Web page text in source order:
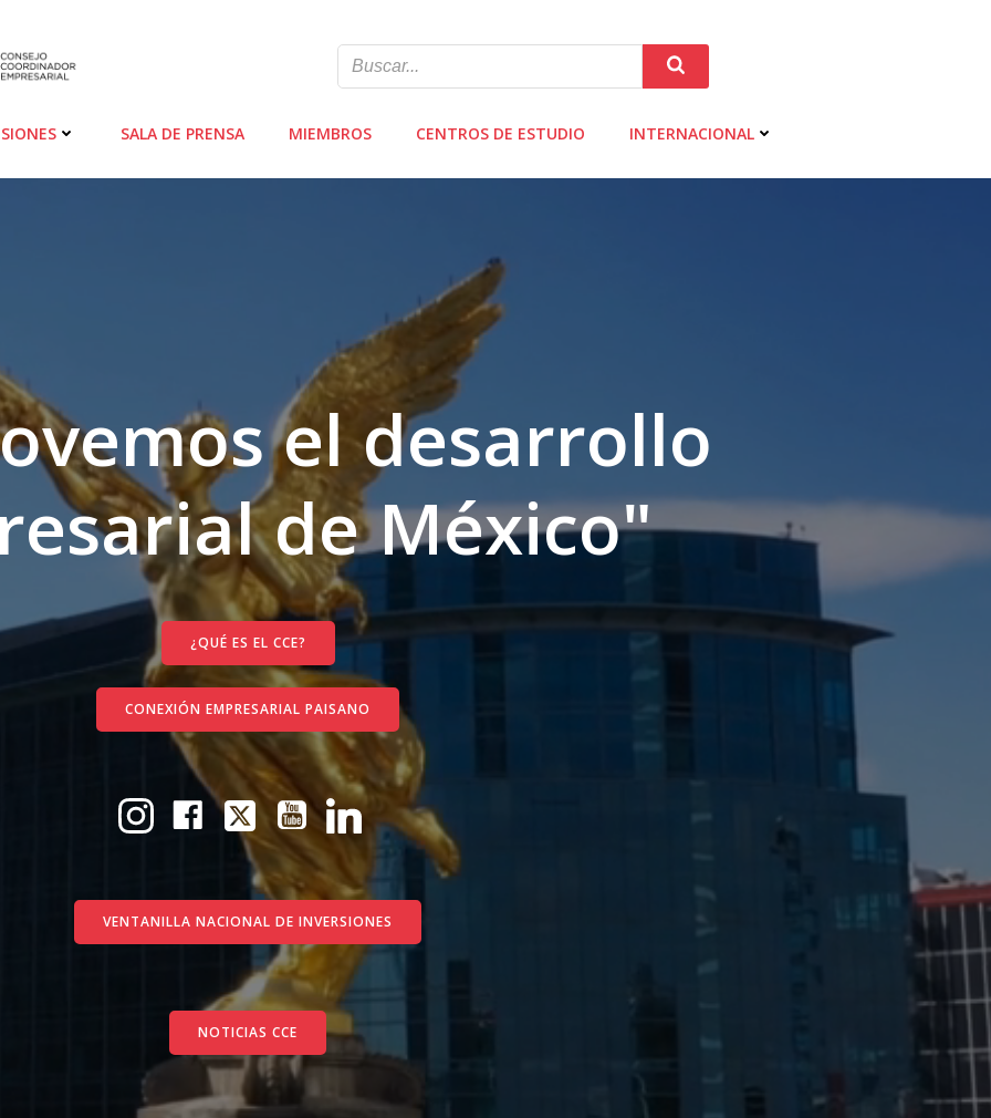
SALA DE PRENSA MIEMBROS CENTROS DE ESTUDIO INTERNACIONAL
el desarrollo
de México"
¿QUÉ ES EL CCE?
CONEXIÓN EMPRESARIAL PAISANO
VENTANILLA NACIONAL DE INVERSIONES
NOTICIAS CCE